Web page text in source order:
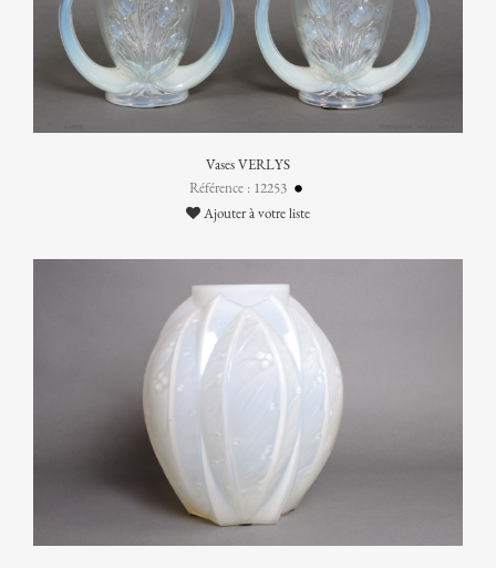
Vases VERLYS
Référence : 12253
Ajouter à votre liste